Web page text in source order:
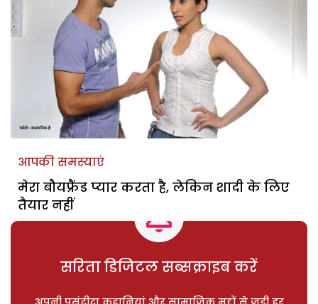
आपकी समस्याएं
मेरा बौयफ्रैंड प्यार करता है, लेकिन शादी के लिए
तैयार नहीं
सरिता डिजिटल सब्सक्राइब करें